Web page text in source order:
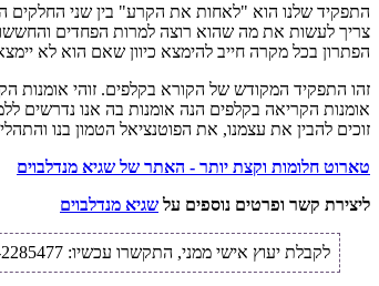
התפקיד שלנו הוא "לאחות את הקרע" בין שני החלקים
צריך לעשות את מה שהוא רוצה למרות הפחדים
הפתרון בכל מקרה חייב להימצא כיוון שאם הוא לא
זהו התפקיד המקודש של הקורא בקלפים. זוהי אומנות
זוכים להבין את עצמנו, את הפוטנציאל הטמון בנו
טארוט חלומות וקצת יותר - האתר של שגיא מנדלבוים
ליצירת קשר ופרטים נוספים על שגיא מנדלבוים
לקבלת יעוץ אישי ממני, התקשרו עכשיו: 072-2285477